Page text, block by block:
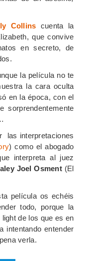
Collins cuenta la
que convive
en secreto, de
la película no te
la cara oculta
en la época, con el
sorprendentemente
las interpretaciones
) como el abogado
interpreta al juez
Joel Osment (El
película os echéis
todo, porque la
de los que es en
intentando entender
verla.